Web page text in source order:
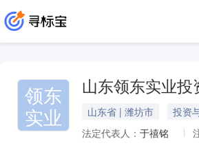
领东
实业
山东领东实业投
山东省 | 潍坊市 投资
法定代表人： 于禧铭